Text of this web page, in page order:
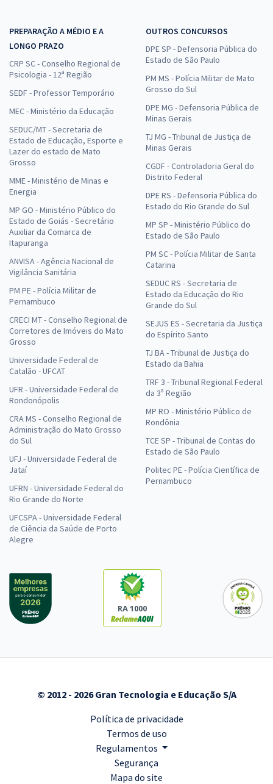
PREPARAÇÃO A MÉDIO E A
LONGO PRAZO
CRP SC - Conselho Regional de
Psicologia - 12ª Região
SEDF - Professor Temporário
MEC - Ministério da Educação
SEDUC/MT - Secretaria de
Estado de Educação, Esporte e
Lazer do estado de Mato
Grosso
MME - Ministério de Minas e
Energia
MP GO - Ministério Público do
Estado de Goiás - Secretário
Auxiliar da Comarca de
Itapuranga
ANVISA - Agência Nacional de
Vigilância Sanitária
PM PE - Polícia Militar de
Pernambuco
CRECI MT - Conselho Regional de
Corretores de Imóveis do Mato
Grosso
Universidade Federal de
Catalão - UFCAT
UFR - Universidade Federal de
Rondonópolis
CRA MS - Conselho Regional de
Administração do Mato Grosso
do Sul
UFJ - Universidade Federal de
Jataí
UFRN - Universidade Federal do
Rio Grande do Norte
UFCSPA - Universidade Federal
de Ciência da Saúde de Porto
Alegre
OUTROS CONCURSOS
DPE SP - Defensoria Pública do
Estado de São Paulo
PM MS - Polícia Militar de Mato
Grosso do Sul
DPE MG - Defensoria Pública de
Minas Gerais
TJ MG - Tribunal de Justiça de
Minas Gerais
CGDF - Controladoria Geral do
Distrito Federal
DPE RS - Defensoria Pública do
Estado do Rio Grande do Sul
MP SP - Ministério Público do
Estado de São Paulo
PM SC - Polícia Militar de Santa
Catarina
SEDUC RS - Secretaria de
Estado da Educação do Rio
Grande do Sul
SEJUS ES - Secretaria da Justiça
do Espírito Santo
TJ BA - Tribunal de Justiça do
Estado da Bahia
TRF 3 - Tribunal Regional Federal
da 3ª Região
MP RO - Ministério Público de
Rondônia
TCE SP - Tribunal de Contas do
Estado de São Paulo
Politec PE - Polícia Científica de
Pernambuco
RA 1000
© 2012 - 2026 Gran Tecnologia e Educação S/A
Política de privacidade
Termos de uso
Regulamentos
Segurança
Mapa do site